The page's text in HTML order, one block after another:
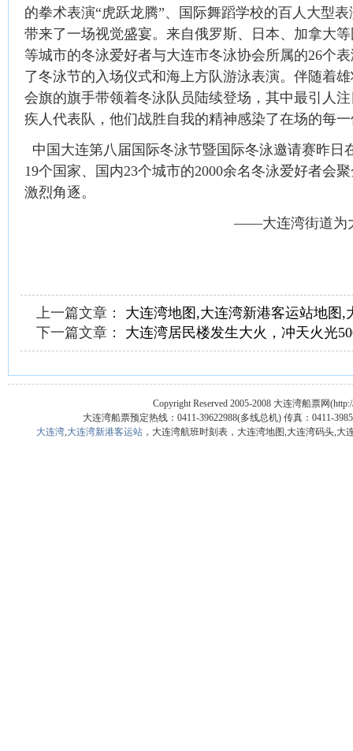
的拳术表演“虎跃龙腾”、国际舞蹈学校的百人大型
带来了一场视觉盛宴。来自俄罗斯、日本、加拿大
等城市的冬泳爱好者与大连市冬泳协会所属的26个
了冬泳节的入场仪式和海上方队游泳表演。伴随着
会旗的旗手带领着冬泳队员陆续登场，其中最引人
疾人代表队，他们战胜自我的精神感染了在场的每
中国大连第八届国际冬泳节暨国际冬泳邀请赛昨日
19个国家、国内23个城市的2000余名冬泳爱好者会
激烈角逐。
——大连湾街道为
上一篇文章： 大连湾地图,大连湾新港客运站地图,
下一篇文章： 大连湾居民楼发生大火，冲天火光
Copyright Reserved 2005-2008 大连湾船票网
大连湾船票预定热线：0411-39622988(多线总机) 传真：0411-
大连湾,大连湾新港客运站 ，大连湾航班时刻表，大连湾地图,大连湾码头,